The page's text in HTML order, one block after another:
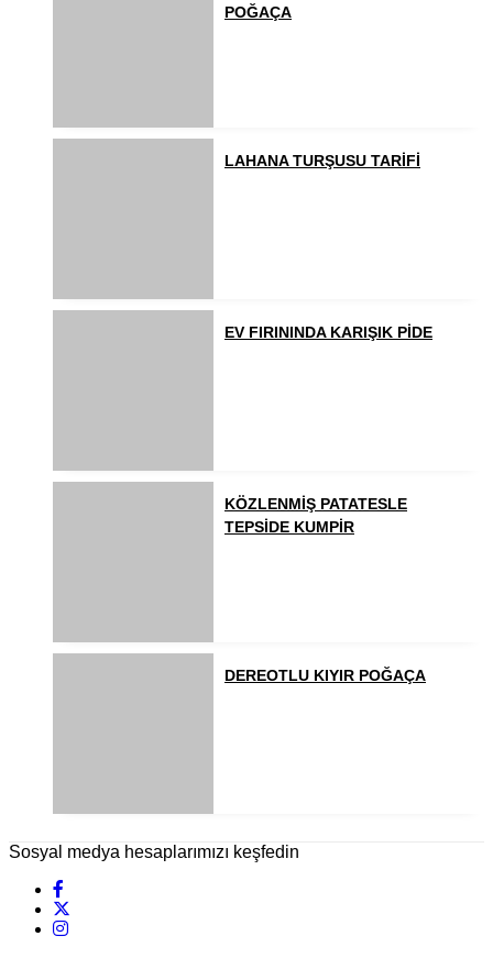
POĞAÇA
LAHANA TURŞUSU TARİFİ
EV FIRININDA KARIŞIK PİDE
KÖZLENMİŞ PATATESLE
TEPSİDE KUMPİR
DEREOTLU KIYIR POĞAÇA
Sosyal medya hesaplarımızı keşfedin